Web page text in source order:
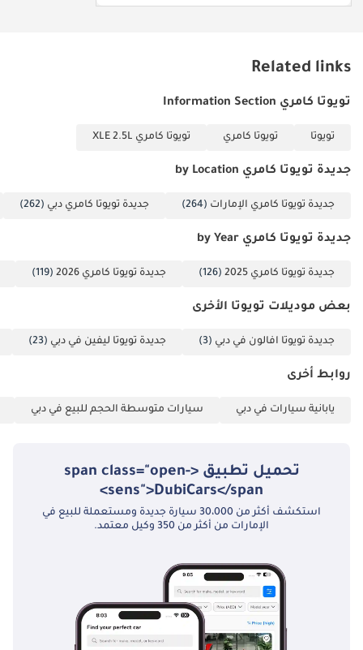
Related links
تويوتا كامري Information Section
تويوتا تويوتا كامري تويوتا كامري XLE 2.5L
جديدة تويوتا كامري by Location
جديدة تويوتا كامري الإمارات (264) جديدة تويوتا كامري دبي (262)
جديدة تويوتا كامري by Year
جديدة تويوتا كامري 2025 (126) جديدة تويوتا كامري 2026 (119)
بعض موديلات تويوتا الأخرى
جديدة تويوتا افالون في دبي (3) جديدة تويوتا ليفين في دبي (23)
روابط أخرى
يابانية سيارات في دبي سيارات متوسطة الحجم للبيع في دبي
تحميل تطبيق <span class="open-
sens">DubiCars</span>
استكشف أكثر من 30،000 سيارة جديدة ومستعملة للبيع في
الإمارات من أكثر من 350 وكيل معتمد.